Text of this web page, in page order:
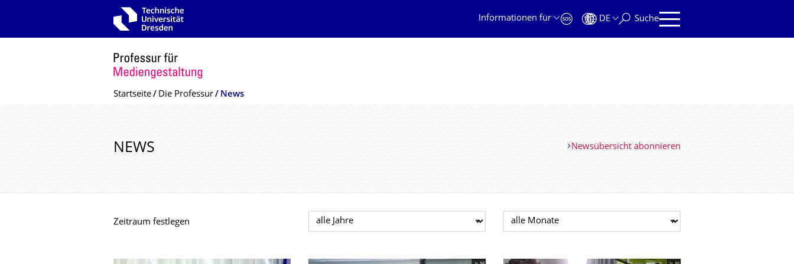
Zur Hauptnavigation springen
Informationen für
DE Suche
Breadcrumb-Menü
Startseite Die Professur News
NEWS Newsübersicht abonnieren
Zeitraum festlegen Jahr auswählen Monat auswählen